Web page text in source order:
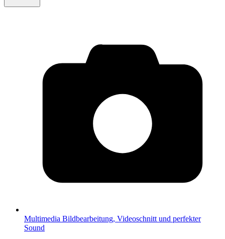
Multimedia Bildbearbeitung, Videoschnitt und perfekter
Sound